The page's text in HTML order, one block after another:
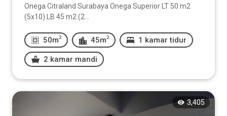
Onega Citraland Surabaya Onega Superior LT 50 m2
(5x10) LB 45 m2 (2...
50m 2 45m 2 1 kamar tidur
2 kamar mandi
3,405